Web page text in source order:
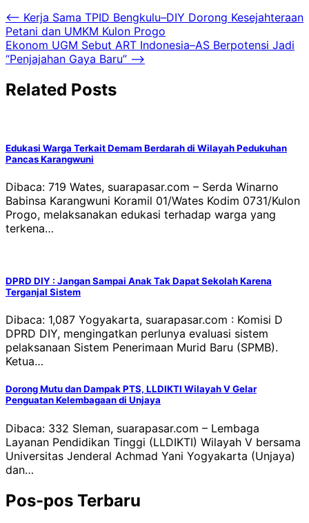
Navigasi
pos
⟵ Kerja Sama TPID Bengkulu–DIY Dorong Kesejahteraan
Petani dan UMKM Kulon Progo
Ekonom UGM Sebut ART Indonesia–AS Berpotensi Jadi
“Penjajahan Gaya Baru” ⟶
Related Posts
Edukasi Warga Terkait Demam Berdarah di Wilayah Pedukuhan
Pancas Karangwuni
Dibaca: 719 Wates, suarapasar.com – Serda Winarno
Babinsa Karangwuni Koramil 01/Wates Kodim 0731/Kulon
Progo, melaksanakan edukasi terhadap warga yang
terkena…
DPRD DIY : Jangan Sampai Anak Tak Dapat Sekolah Karena
Terganjal Sistem
Dibaca: 1,087 Yogyakarta, suarapasar.com : Komisi D
DPRD DIY, mengingatkan perlunya evaluasi sistem
pelaksanaan Sistem Penerimaan Murid Baru (SPMB).
Ketua…
Dorong Mutu dan Dampak PTS, LLDIKTI Wilayah V Gelar
Penguatan Kelembagaan di Unjaya
Dibaca: 332 Sleman, suarapasar.com – Lembaga
Layanan Pendidikan Tinggi (LLDIKTI) Wilayah V bersama
Universitas Jenderal Achmad Yani Yogyakarta (Unjaya)
dan…
Pos-pos Terbaru